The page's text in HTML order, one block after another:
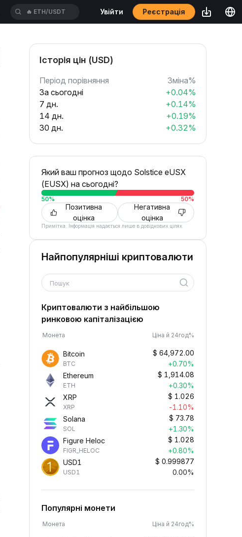
🔥 SPCXUSDT Увійти Реєстрація
Історія цін (USD)
Період порівняння
Зміна%
За сьогодні
+0.04%
7 дн.
+0.14%
14 дн.
+0.19%
30 дн.
+0.32%
Який ваш прогноз щодо Solstice eUSX
(EUSX) на сьогодні?
50% 50%
Позитивна
оцінка
Негативна
оцінка
Примітка. Інформація надається лише в довідкових цілях.
Найпопулярніші криптовалюти
Пошук
Криптовалюти з найбільшою
ринковою капіталізацією
Монета Ціна й 24год%
Bitcoin
BTC
$ 64,972.00
+0.70%
Ethereum
ETH
$ 1,914.08
+0.30%
XRP
XRP
$ 1.026
-1.10%
Solana
SOL
$ 73.78
+1.30%
Figure Heloc
FIGR_HELOC
$ 1.028
+0.80%
USD1
USD1
$ 0.999877
0.00%
Популярні монети
Монета Ціна й 24год%